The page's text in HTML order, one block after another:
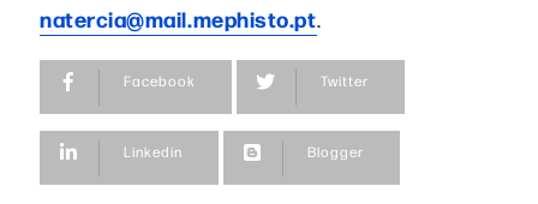
natercia@mail.mephisto.pt.
Facebook Twitter
Linkedin Blogger